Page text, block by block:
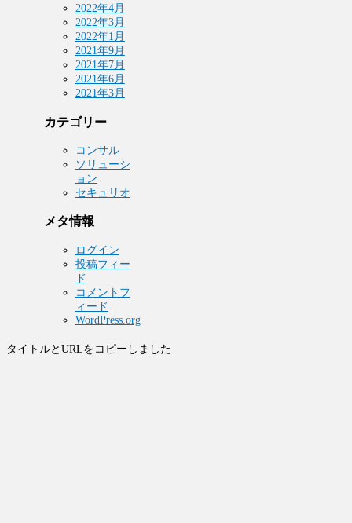
2022年4月
2022年3月
2022年1月
2021年9月
2021年7月
2021年6月
2021年3月
カテゴリー
コンサル
ソリューシ
ョン
セキュリオ
メタ情報
ログイン
投稿フィー
ド
コメントフ
ィード
WordPress.org
タイトルとURLをコピーしました